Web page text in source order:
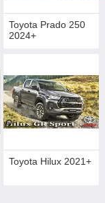
Toyota Prado 250
2024+
Toyota Hilux 2021+